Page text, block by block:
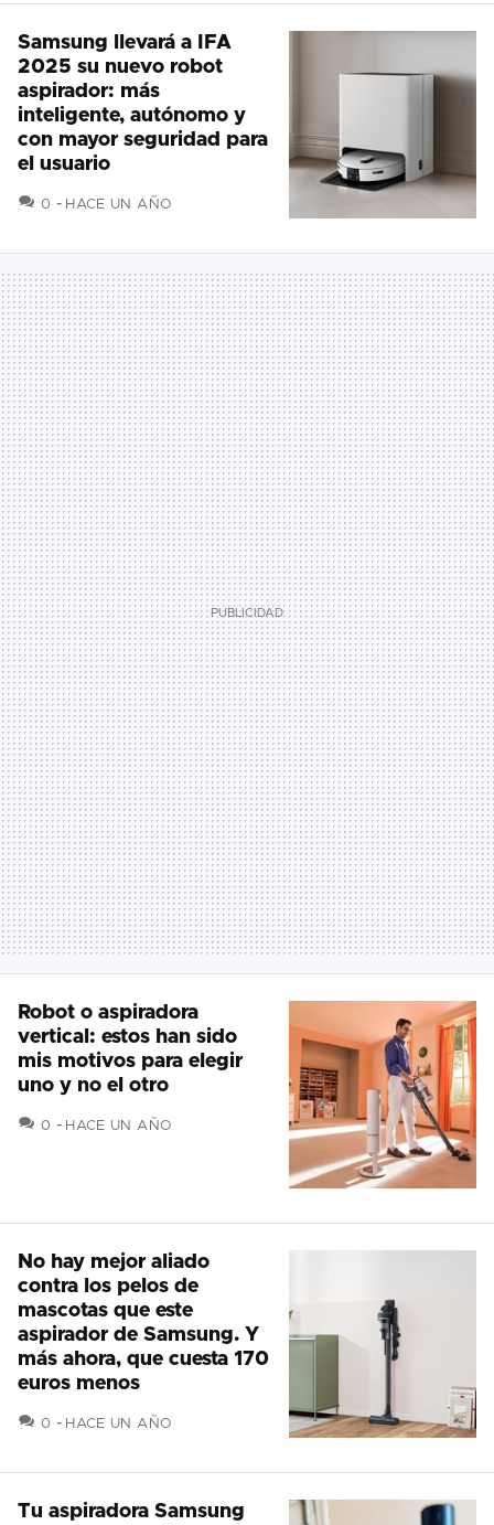
Samsung llevará a IFA
2025 su nuevo robot
aspirador: más
inteligente, autónomo y
con mayor seguridad para
el usuario
0 COMENTARIOS
HACE UN AÑO
Robot o aspiradora
vertical: estos han sido
mis motivos para elegir
uno y no el otro
0 COMENTARIOS
HACE UN AÑO
No hay mejor aliado
contra los pelos de
mascotas que este
aspirador de Samsung. Y
más ahora, que cuesta 170
euros menos
0 COMENTARIOS
HACE UN AÑO
Tu aspiradora Samsung